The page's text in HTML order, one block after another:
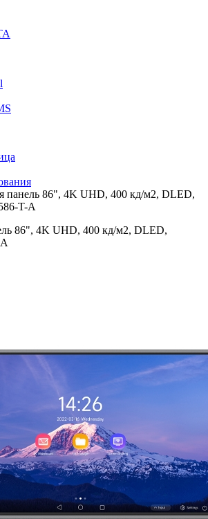
панель 86", 4K UHD, 400 кд/м2, DLED,
T-A
86", 4K UHD, 400 кд/м2, DLED,